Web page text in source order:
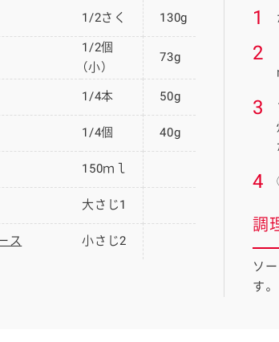
1/2さく 130g
1/2個
（小）
73g
1/4本 50g
1/4個 40g
150ｍｌ
大さじ1
ス 小さじ2
1
2
3
4
調
ソ
す。